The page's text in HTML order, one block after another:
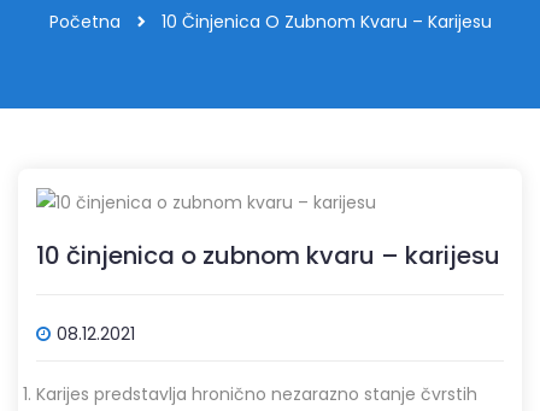
Početna 10 Činjenica O Zubnom Kvaru – Karijesu
10 činjenica o zubnom kvaru – karijesu
08.12.2021
Karijes predstavlja hronično nezarazno stanje čvrstih